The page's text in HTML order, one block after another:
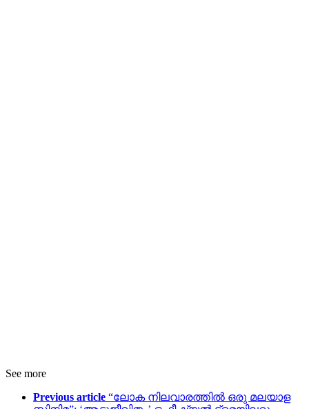
See more
Previous article “ലോക നിലവാരത്തിൽ ഒരു മലയാള